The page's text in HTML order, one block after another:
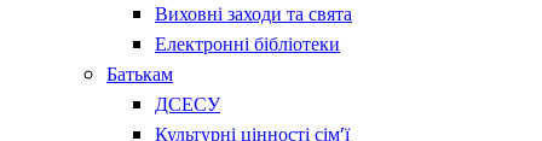
Виховні заходи та свята
Електронні бібліотеки
Батькам
ДСЕСУ
Культурні цінності сім’ї